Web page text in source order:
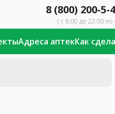
8 (800) 200-5-
( с 8:00 до 22:00 по
Адреса аптекКак